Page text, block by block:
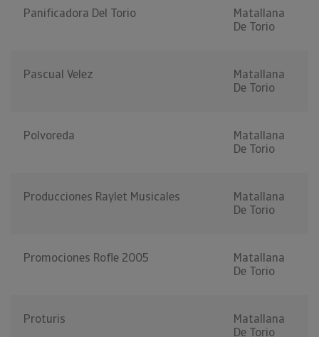
Panificadora Del Torio
Matallana
De Torio
Pascual Velez
Matallana
De Torio
Polvoreda
Matallana
De Torio
Producciones Raylet Musicales
Matallana
De Torio
Promociones Rofle 2005
Matallana
De Torio
Proturis
Matallana
De Torio